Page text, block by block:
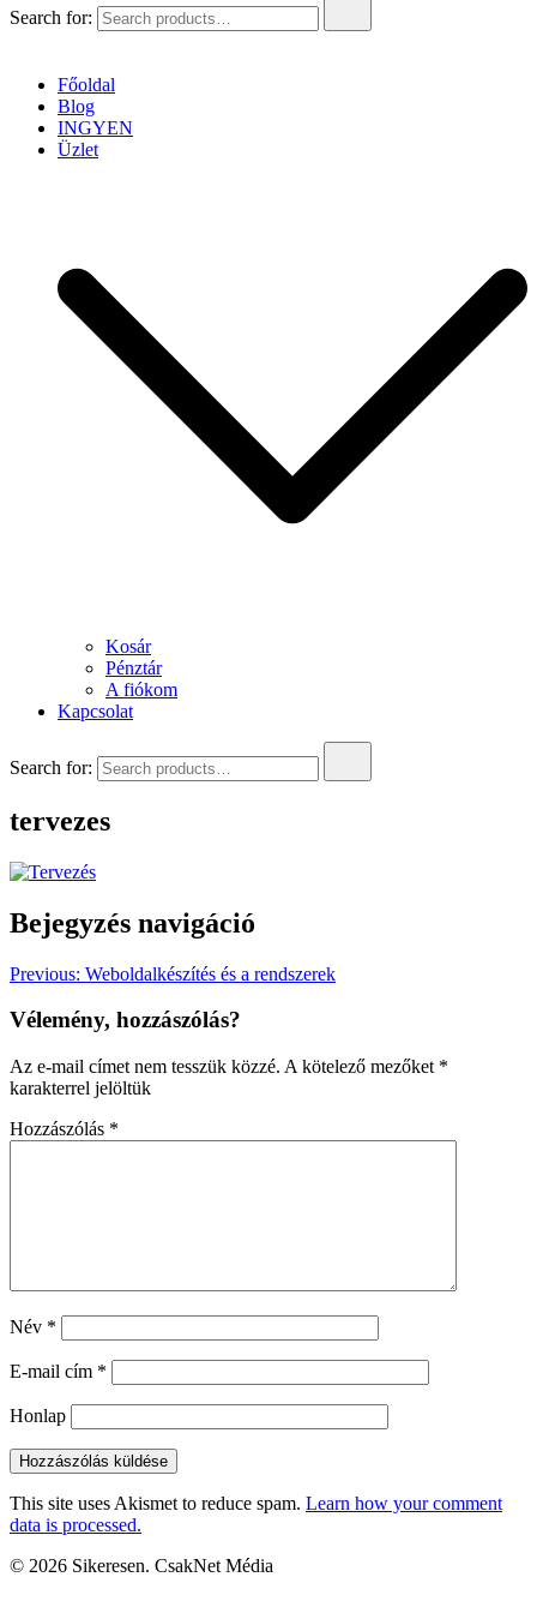
Search for:
Főoldal
Blog
INGYEN
Üzlet
Kosár
Pénztár
A fiókom
Kapcsolat
Search for:
tervezes
Bejegyzés navigáció
Previous: Weboldalkészítés és a rendszerek
Vélemény, hozzászólás?
Az e-mail címet nem tesszük közzé. A kötelező mezőket *
karakterrel jelöltük
Hozzászólás *
Név *
E-mail cím *
Honlap
This site uses Akismet to reduce spam. Learn how your comment
data is processed.
© 2026 Sikeresen. CsakNet Média